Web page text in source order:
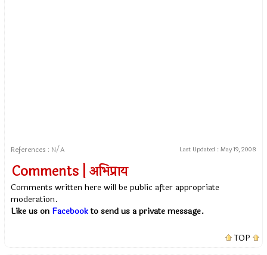
References : N/A Last Updated : May 19, 2008
Comments | अभिप्राय
Comments written here will be public after appropriate
moderation.
Like us on Facebookto send us a private message.
TOP